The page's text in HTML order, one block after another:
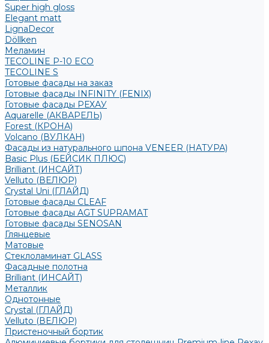
Super high gloss
Elegant matt
LignaDecor
Döllken
Меламин
TECOLINE P-10 ECO
TECOLINE S
Готовые фасады на заказ
Готовые фасады INFINITY (FENIX)
Готовые фасады РЕХАУ
Aquarelle (АКВАРЕЛЬ)
Forest (КРОНА)
Volcano (ВУЛКАН)
Фасады из натурального шпона VENEER (НАТУРА)
Basic Plus (БЕЙСИК ПЛЮС)
Brilliant (ИНСАЙТ)
Velluto (ВЕЛЮР)
Crystal Uni (ГЛАЙД)
Готовые фасады CLEAF
Готовые фасады AGT SUPRAMAT
Готовые фасады SENOSAN
Глянцевые
Матовые
Стеклоламинат GLASS
Фасадные полотна
Brilliant (ИНСАЙТ)
Металлик
Однотонные
Crystal (ГЛАЙД)
Velluto (ВЕЛЮР)
Пристеночный бортик